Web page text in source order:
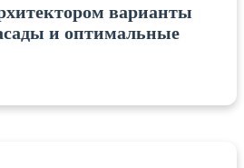
варианты
и оптимальные